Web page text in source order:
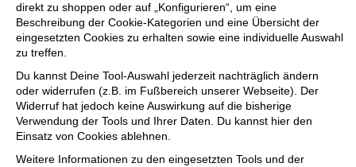
direkt zu shoppen oder auf „Konfigurieren“, um eine
Beschreibung der Cookie-Kategorien und eine Übersicht der
eingesetzten Cookies zu erhalten sowie eine individuelle Auswahl
zu treffen.
Du kannst Deine Tool-Auswahl jederzeit nachträglich ändern
oder widerrufen (z.B. im Fußbereich unserer Webseite). Der
Widerruf hat jedoch keine Auswirkung auf die bisherige
Verwendung der Tools und Ihrer Daten. Du kannst hier den
Einsatz von Cookies ablehnen.
Weitere Informationen zu den eingesetzten Tools und der